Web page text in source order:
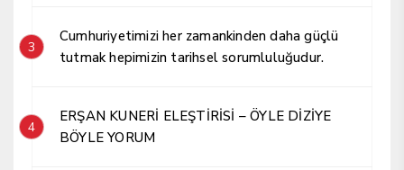
3
Cumhuriyetimizi her zamankinden daha güçlü
tutmak hepimizin tarihsel sorumluluğudur.
4
ERŞAN KUNERİ ELEŞTİRİSİ – ÖYLE DİZİYE
BÖYLE YORUM